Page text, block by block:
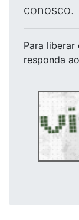
conosco.
Para liberar
responda